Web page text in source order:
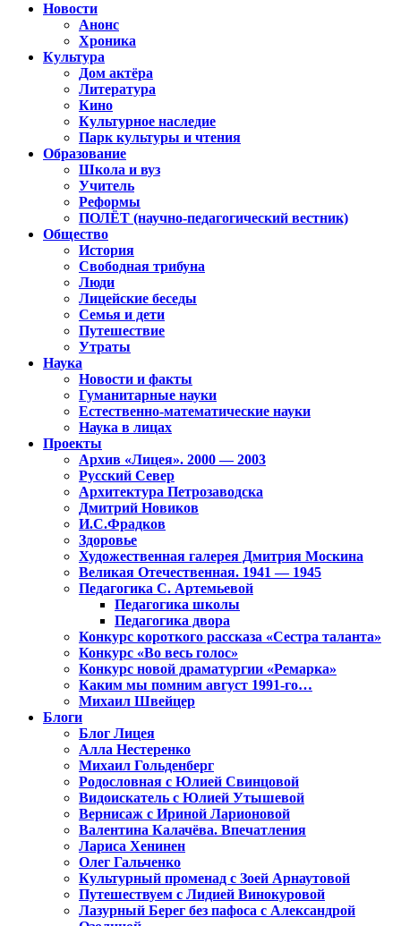
Новости
Анонс
Хроника
Культура
Дом актёра
Литература
Кино
Культурное наследие
Парк культуры и чтения
Образование
Школа и вуз
Учитель
Реформы
ПОЛЁТ (научно-педагогический вестник)
Общество
История
Свободная трибуна
Люди
Лицейские беседы
Семья и дети
Путешествие
Утраты
Наука
Новости и факты
Гуманитарные науки
Естественно-математические науки
Наука в лицах
Проекты
Архив «Лицея». 2000 — 2003
Русский Север
Архитектура Петрозаводска
Дмитрий Новиков
И.С.Фрадков
Здоровье
Художественная галерея Дмитрия Москина
Великая Отечественная. 1941 — 1945
Педагогика С. Артемьевой
Педагогика школы
Педагогика двора
Конкурс короткого рассказа «Сестра таланта»
Конкурс «Во весь голос»
Конкурс новой драматургии «Ремарка»
Каким мы помним август 1991-го…
Михаил Швейцер
Блоги
Блог Лицея
Алла Нестеренко
Михаил Гольденберг
Родословная с Юлией Свинцовой
Видоискатель с Юлией Утышевой
Вернисаж с Ириной Ларионовой
Валентина Калачёва. Впечатления
Лариса Хенинен
Олег Гальченко
Культурный променад с Зоей Арнаутовой
Путешествуем с Лидией Винокуровой
Лазурный Берег без пафоса с Александрой